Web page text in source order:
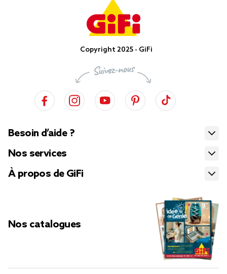
Copyright 2025 - GiFi
Besoin d’aide ?
Nos services
À propos de GiFi
Nos catalogues